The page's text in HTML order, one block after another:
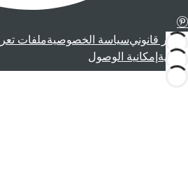
إشعار قانونيسياسة الخصوصيةملفات
قانونية إمكانية الوصول